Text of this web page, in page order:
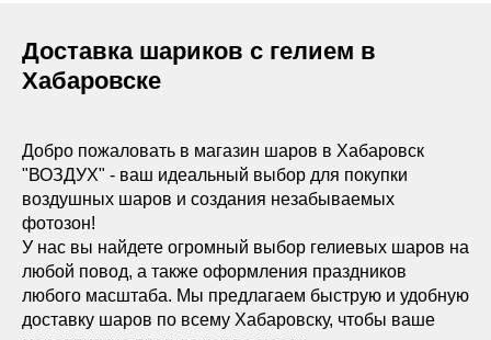
Доставка шариков с гелием в
Хабаровске
Добро пожаловать в магазин шаров в Хабаровск
"ВОЗДУХ" - ваш идеальный выбор для покупки
воздушных шаров и создания незабываемых
фотозон!
У нас вы найдете огромный выбор гелиевых шаров на
любой повод, а также оформления праздников
любого масштаба. Мы предлагаем быструю и удобную
доставку шаров по всему Хабаровску, чтобы ваше